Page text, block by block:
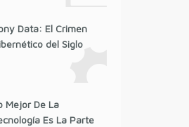
Data: El Crimen
del Siglo
Mejor De La
Es La Parte